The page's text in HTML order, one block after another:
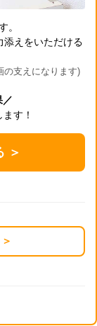
。
添えをいただける
の支えになります)
／
す！
＞